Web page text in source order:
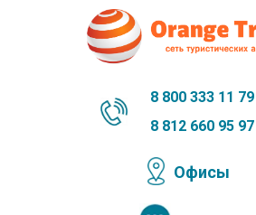
Офисы
8 812 660 95 97
8 800 333 11 79